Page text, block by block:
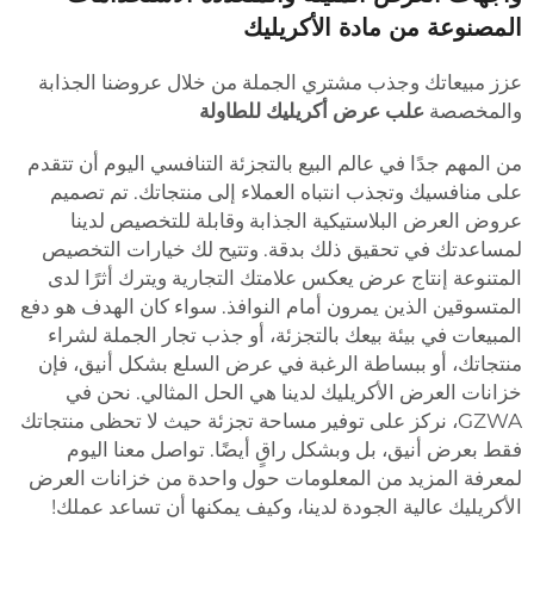
من مادة الأكريليك
مبيعاتك وجذب مشتري الجملة من خلال عروضنا الجذابة
علب عرض أكريليك للطاولة
المهم جدًا في عالم البيع بالتجزئة التنافسي اليوم أن تتقدم
منافسيك وتجذب انتباه العملاء إلى منتجاتك. تم تصميم
العرض البلاستيكية الجذابة وقابلة للتخصيص لدينا
في تحقيق ذلك بدقة. وتتيح لك خيارات التخصيص
إنتاج عرض يعكس علامتك التجارية ويترك أثرًا لدى
الذين يمرون أمام النوافذ. سواء كان الهدف هو دفع
في بيئة بيعك بالتجزئة، أو جذب تجار الجملة لشراء
أو ببساطة الرغبة في عرض السلع بشكل أنيق، فإن
العرض الأكريليك لدينا هي الحل المثالي. نحن في
GZWA، نركز على توفير مساحة تجزئة حيث لا تحظى منتجاتك
بعرض أنيق، بل وبشكل راقٍ أيضًا. تواصل معنا اليوم
المزيد من المعلومات حول واحدة من خزانات العرض
عالية الجودة لدينا، وكيف يمكنها أن تساعد عملك!